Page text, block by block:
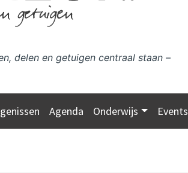
delen en getuigen centraal staan –
Agenda Onderwijs Events